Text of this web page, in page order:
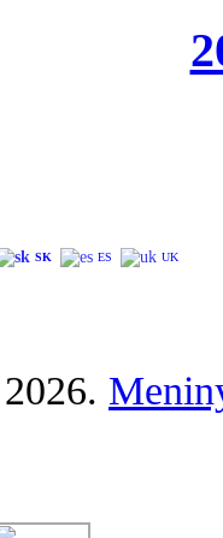
SK ES UK